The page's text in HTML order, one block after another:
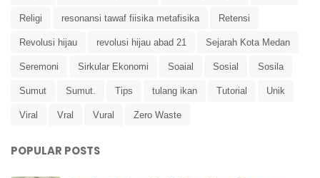
Religi resonansi tawaf fiisika metafisika Retensi
Revolusi hijau revolusi hijau abad 21 Sejarah Kota Medan
Seremoni Sirkular Ekonomi Soaial Sosial Sosila
Sumut Sumut. Tips tulang ikan Tutorial Unik
Viral Vral Vural Zero Waste
POPULAR POSTS